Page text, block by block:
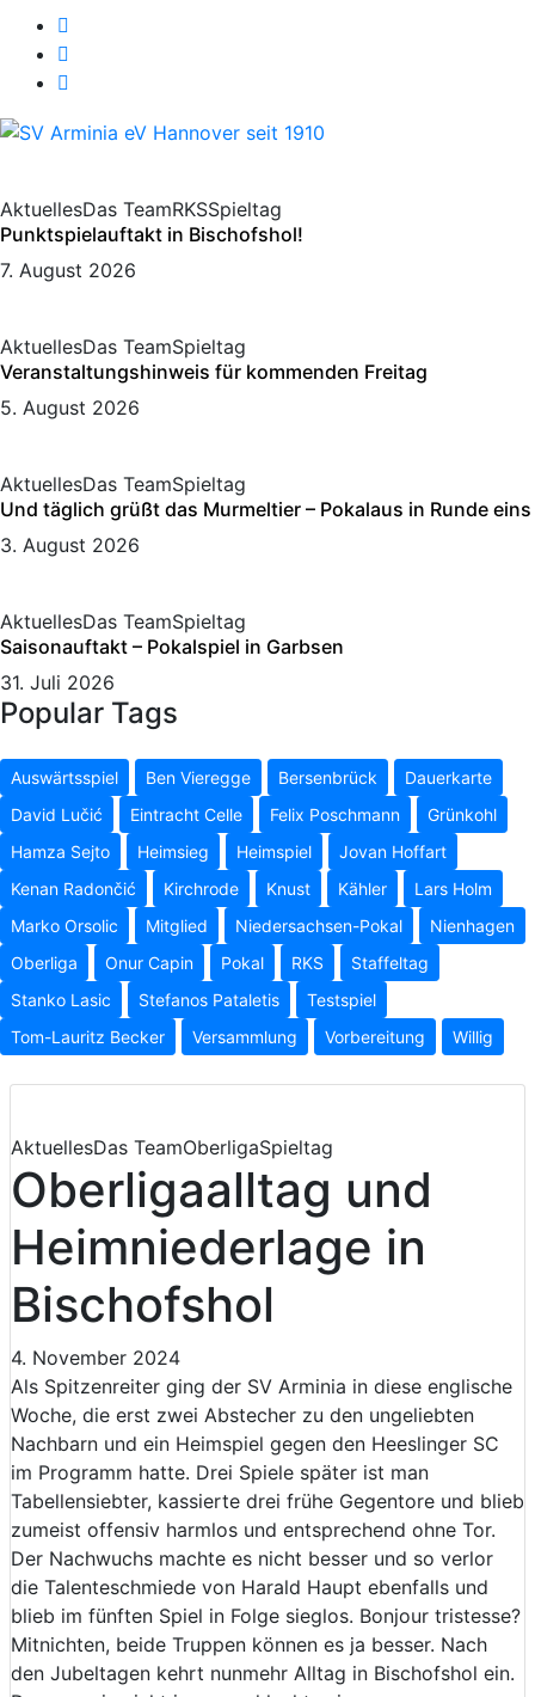
AktuellesDas TeamRKSSpieltag
Punktspielauftakt in Bischofshol!
7. August 2026
AktuellesDas TeamSpieltag
Veranstaltungshinweis für kommenden Freitag
5. August 2026
AktuellesDas TeamSpieltag
Und täglich grüßt das Murmeltier – Pokalaus in Runde eins
3. August 2026
AktuellesDas TeamSpieltag
Saisonauftakt – Pokalspiel in Garbsen
31. Juli 2026
Popular Tags
Auswärtsspiel Ben Vieregge Bersenbrück
Dauerkarte
David Lučić
Eintracht Celle Felix Poschmann
Grünkohl
Hamza Sejto
Heimsieg Heimspiel
Jovan Hoffart
Kenan Radončić
Kirchrode Knust Kähler
Lars Holm
Marko Orsolic
Mitglied Niedersachsen-Pokal
Nienhagen
Oberliga
Onur Capin Pokal RKS
Staffeltag
Stanko Lasic
Stefanos Pataletis
Testspiel
Tom-Lauritz Becker
Versammlung Vorbereitung Willig
AktuellesDas TeamOberligaSpieltag
Oberligaalltag und
Heimniederlage in
Bischofshol
4. November 2024
Als Spitzenreiter ging der SV Arminia in diese englische
Woche, die erst zwei Abstecher zu den ungeliebten
Nachbarn und ein Heimspiel gegen den Heeslinger SC
im Programm hatte. Drei Spiele später ist man
Tabellensiebter, kassierte drei frühe Gegentore und blieb
zumeist offensiv harmlos und entsprechend ohne Tor.
Der Nachwuchs machte es nicht besser und so verlor
die Talenteschmiede von Harald Haupt ebenfalls und
blieb im fünften Spiel in Folge sieglos. Bonjour tristesse?
Mitnichten, beide Truppen können es ja besser. Nach
den Jubeltagen kehrt nunmehr Alltag in Bischofshol ein.